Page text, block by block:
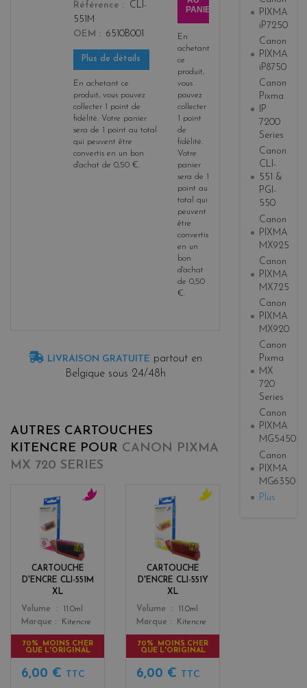
Référence
CLI-
551M
OEM
6510B001
Plus de détails
En achetant ce
produit, vous pouvez
collecter 1 point de
fidélité. Votre panier
sera de 1 point au total
qui peuvent être
convertis en un bon
d'achat de 0,50 €.
PANIER
En
achetant
ce
produit,
vous
pouvez
collecter
1 point
de
fidélité.
Votre
panier
sera de 1
point au
total qui
peuvent
être
convertis
en un
bon
d'achat
de 0,50
€.
LIVRAISON GRATUITE partout en
Belgique sous 24/48h
AUTRES CARTOUCHES
KITENCRE POUR CANON PIXMA
MX 720 SERIES
CARTOUCHE
D'ENCRE CLI-551M
XL
Color
e
n
t
Volume
11.0ml
Marque
Kitencre
70% MOINS CHER
QUE L'ORIGINAL
6,00 € TTC
CARTOUCHE
D'ENCRE CLI-551Y
XL
Color
l
o
w
Volume
11.0ml
Marque
Kitencre
70% MOINS CHER
QUE L'ORIGINAL
6,00 € TTC
PIXMA
iP7250
Canon
PIXMA
iP8750
Canon
Pixma
IP
7200
Series
Canon
CLI-
551 &
PGI-
550
Canon
PIXMA
MX925
Canon
PIXMA
MX725
Canon
PIXMA
MX920
Canon
Pixma
MX
720
Series
Canon
PIXMA
MG5450
Canon
PIXMA
MG6350
Plus